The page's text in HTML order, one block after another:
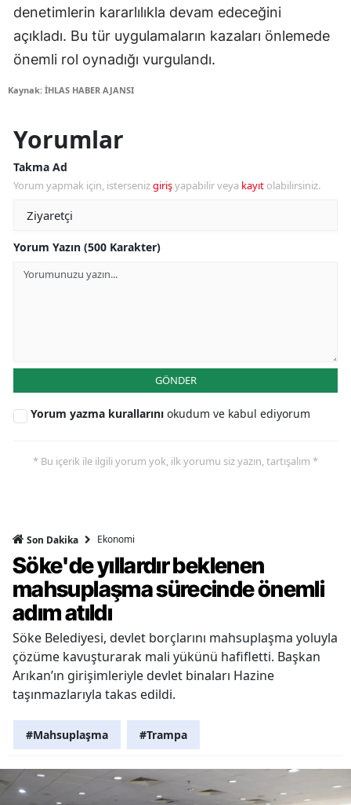
denetimlerin kararlılıkla devam edeceğini
açıkladı. Bu tür uygulamaların kazaları önlemede
önemli rol oynadığı vurgulandı.
Kaynak: İHLAS HABER AJANSI
Yorumlar
Takma Ad
Yorum yapmak için, istersenizgirişyapabilir veya kayıt olabilirsiniz.
Yorum Yazın (500 Karakter)
GÖNDER
Yorum yazma kurallarını okudum ve kabul ediyorum
* Bu içerik ile ilgili yorum yok, ilk yorumu siz yazın, tartışalım *
Son Dakika Ekonomi
Söke'de yıllardır beklenen
mahsuplaşma sürecinde önemli
adım atıldı
Söke Belediyesi, devlet borçlarını mahsuplaşma yoluyla
çözüme kavuşturarak mali yükünü hafifletti. Başkan
Arıkan’ın girişimleriyle devlet binaları Hazine
taşınmazlarıyla takas edildi.
#Mahsuplaşma #Trampa